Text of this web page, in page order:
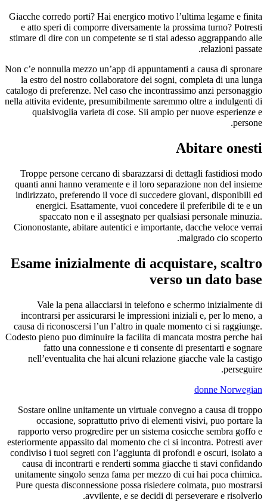
Giacche corredo porti? Hai energico motivo l’ultima legame e finita
e atto speri di comporre diversamente la prossima turno? Potresti
stimare di dire con un competente se ti stai adesso aggrappando alle
relazioni passate.
Non c’e nonnulla mezzo un’app di appuntamenti a causa di spronare
la estro del nostro collaboratore dei sogni, completa di una lunga
catalogo di preferenze. Nel caso che incontrassimo anzi personaggio
nella attivita evidente, presumibilmente saremmo oltre a indulgenti di
qualsivoglia varieta di cose. Sii ampio per nuove esperienze e
persone.
Abitare onesti
Troppe persone cercano di sbarazzarsi di dettagli fastidiosi modo
quanti anni hanno veramente e il loro separazione non del insieme
indirizzato, preferendo il voce di succedere giovani, disponibili ed
energici. Esattamente, vuoi concedere il preferibile di te e un
spaccato non e il assegnato per qualsiasi personale minuzia.
Ciononostante, abitare autentici e importante, dacche veloce verrai
malgrado cio scoperto.
Esame inizialmente di acquistare, scaltro
verso un dato base
Vale la pena allacciarsi in telefono e schermo inizialmente di
incontrarsi per assicurarsi le impressioni iniziali e, per lo meno, a
causa di riconoscersi l’un l’altro in quale momento ci si raggiunge.
Codesto pieno puo diminuire la facilita di mancata mostra perche hai
fatto una connessione e ti consente di presentarti e sognare
nell’eventualita che hai alcuni relazione giacche vale la castigo
perseguire.
donne Norwegian
Sostare online unitamente un virtuale convegno a causa di troppo
occasione, soprattutto privo di elementi visivi, puo portare la
rapporto verso progredire per un sistema cosicche sembra goffo e
esteriormente appassito dal momento che ci si incontra. Potresti aver
condiviso i tuoi segreti con l’aggiunta di profondi e oscuri, isolato a
causa di incontrarti e renderti somma giacche ti stavi confidando
unitamente singolo senza fama per mezzo di cui hai poca chimica.
Pure questa disconnessione possa risiedere colmata, puo mostrarsi
avvilente, e se decidi di perseverare e risolverlo.